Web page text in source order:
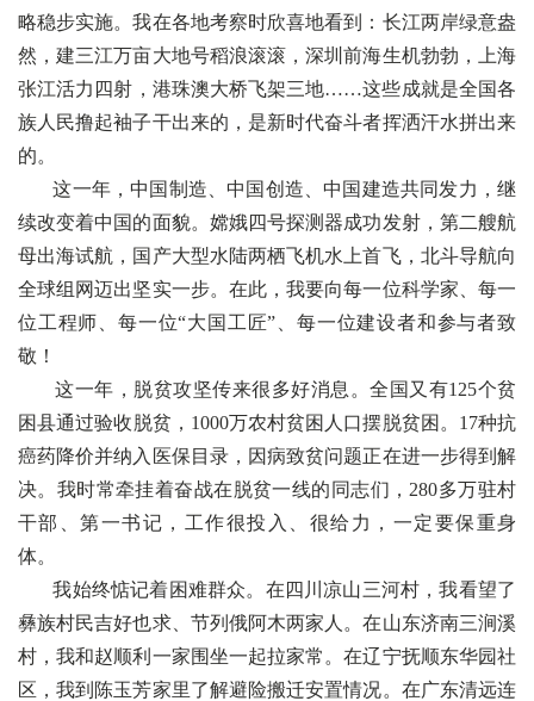
略稳步实施。我在各地考察时欣喜地看到：长江两岸绿意盎
然，建三江万亩大地号稻浪滚滚，深圳前海生机勃勃，上海
张江活力四射，港珠澳大桥飞架三地……这些成就是全国各
族人民撸起袖子干出来的，是新时代奋斗者挥洒汗水拼出来
的。
这一年，中国制造、中国创造、中国建造共同发力，继
续改变着中国的面貌。嫦娥四号探测器成功发射，第二艘航
母出海试航，国产大型水陆两栖飞机水上首飞，北斗导航向
全球组网迈出坚实一步。在此，我要向每一位科学家、每一
位工程师、每一位“大国工匠”、每一位建设者和参与者致
敬！
这一年，脱贫攻坚传来很多好消息。全国又有125个贫
困县通过验收脱贫，1000万农村贫困人口摆脱贫困。17种抗
癌药降价并纳入医保目录，因病致贫问题正在进一步得到解
决。我时常牵挂着奋战在脱贫一线的同志们，280多万驻村
干部、第一书记，工作很投入、很给力，一定要保重身
体。
我始终惦记着困难群众。在四川凉山三河村，我看望了
彝族村民吉好也求、节列俄阿木两家人。在山东济南三涧溪
村，我和赵顺利一家围坐一起拉家常。在辽宁抚顺东华园社
区，我到陈玉芳家里了解避险搬迁安置情况。在广东清远连